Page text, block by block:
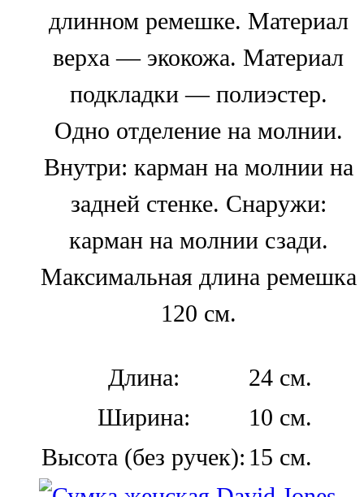
длинном ремешке. Материал
верха — экокожа. Материал
подкладки — полиэстер.
Одно отделение на молнии.
Внутри: карман на молнии на
задней стенке. Снаружи:
карман на молнии сзади.
Максимальная длина ремешка
120 см.
Длина:
24 см.
Ширина:
10 см.
Высота (без ручек): 15 см.